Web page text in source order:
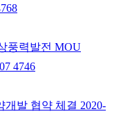
풍력발전 MOU
4746
개발 협약 체결 2020-